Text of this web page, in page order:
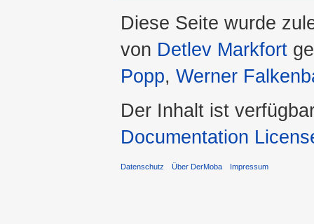
Diese Seite wurde
von Detlev Markfort
Popp, Werner
Der Inhalt ist
Documentation
Datenschutz Über DerMoba Impressum